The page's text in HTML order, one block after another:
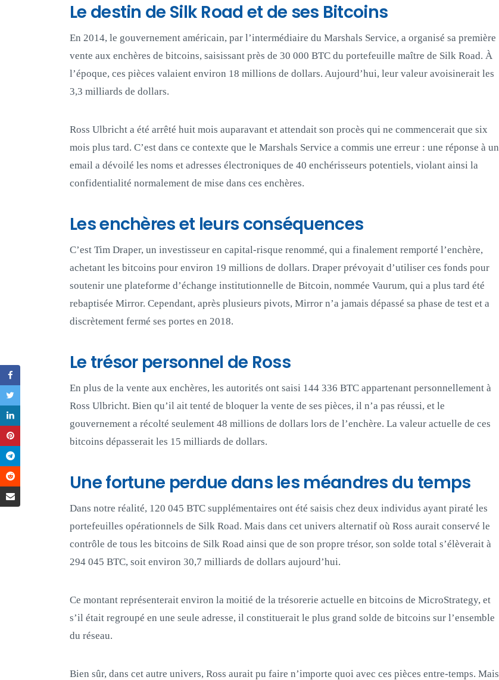
Le destin de Silk Road et de ses Bitcoins
En 2014, le gouvernement américain, par l’intermédiaire du Marshals Service, a organisé sa première
vente aux enchères de bitcoins, saisissant près de 30 000 BTC du portefeuille maître de Silk Road. À
l’époque, ces pièces valaient environ 18 millions de dollars. Aujourd’hui, leur valeur avoisinerait les
3,3 milliards de dollars.
Ross Ulbricht a été arrêté huit mois auparavant et attendait son procès qui ne commencerait que six
mois plus tard. C’est dans ce contexte que le Marshals Service a commis une erreur : une réponse à un
email a dévoilé les noms et adresses électroniques de 40 enchérisseurs potentiels, violant ainsi la
confidentialité normalement de mise dans ces enchères.
Les enchères et leurs conséquences
C’est Tim Draper, un investisseur en capital-risque renommé, qui a finalement remporté l’enchère,
achetant les bitcoins pour environ 19 millions de dollars. Draper prévoyait d’utiliser ces fonds pour
soutenir une plateforme d’échange institutionnelle de Bitcoin, nommée Vaurum, qui a plus tard été
rebaptisée Mirror. Cependant, après plusieurs pivots, Mirror n’a jamais dépassé sa phase de test et a
discrètement fermé ses portes en 2018.
Le trésor personnel de Ross
En plus de la vente aux enchères, les autorités ont saisi 144 336 BTC appartenant personnellement à
Ross Ulbricht. Bien qu’il ait tenté de bloquer la vente de ses pièces, il n’a pas réussi, et le
gouvernement a récolté seulement 48 millions de dollars lors de l’enchère. La valeur actuelle de ces
bitcoins dépasserait les 15 milliards de dollars.
Une fortune perdue dans les méandres du temps
Dans notre réalité, 120 045 BTC supplémentaires ont été saisis chez deux individus ayant piraté les
portefeuilles opérationnels de Silk Road. Mais dans cet univers alternatif où Ross aurait conservé le
contrôle de tous les bitcoins de Silk Road ainsi que de son propre trésor, son solde total s’élèverait à
294 045 BTC, soit environ 30,7 milliards de dollars aujourd’hui.
Ce montant représenterait environ la moitié de la trésorerie actuelle en bitcoins de MicroStrategy, et
s’il était regroupé en une seule adresse, il constituerait le plus grand solde de bitcoins sur l’ensemble
du réseau.
Bien sûr, dans cet autre univers, Ross aurait pu faire n’importe quoi avec ces pièces entre-temps. Mais